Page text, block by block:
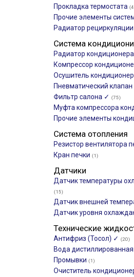
Прокладка термостата
Прочие элементы
Радиатор
Система
Радиатор кондиционера
Компрессор
Осушитель
Пневматический
Фильтр салона ✓ (75)
Муфта компрессора
Прочие элементы
Система отопления
Резистор вентилятора
Кран печки (1)
Датчики
Датчик температуры
(15)
Датчик внешней
Датчик уровня
Технические
Антифриз (Тосол) ✓ (20)
Вода дистиллированная
Промывки (1)
Очиститель